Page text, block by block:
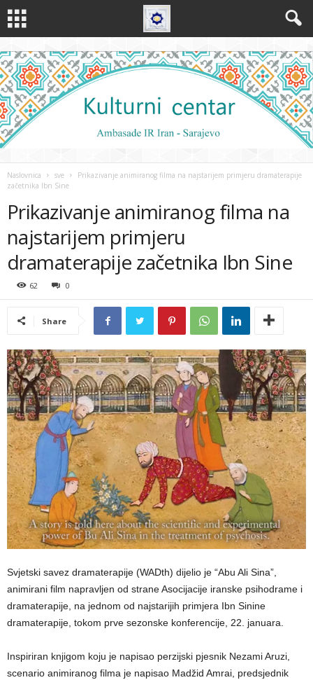
Naslovnica sve
Prikazivanje animiranog filma na najstarijem primjeru dramaterapije
začetnika Ibn Sine
Prikazivanje animiranog filma na
najstarijem primjeru
dramaterapije začetnika Ibn Sine
62 0
Share
Svjetski savez dramaterapije (WADth) dijelio je “Abu Ali Sina”,
animirani film napravljen od strane Asocijacije iranske psihodrame i
dramaterapije, na jednom od najstarijih primjera Ibn Sinine
dramaterapije, tokom prve sezonske konferencije, 22. januara.
Inspiriran knjigom koju je napisao perzijski pjesnik Nezami Aruzi,
scenario animiranog filma je napisao Madžid Amrai, predsjednik